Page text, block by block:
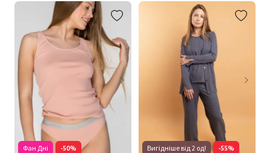
Фан Дні -50% Вигідніше від 2 од! -55%